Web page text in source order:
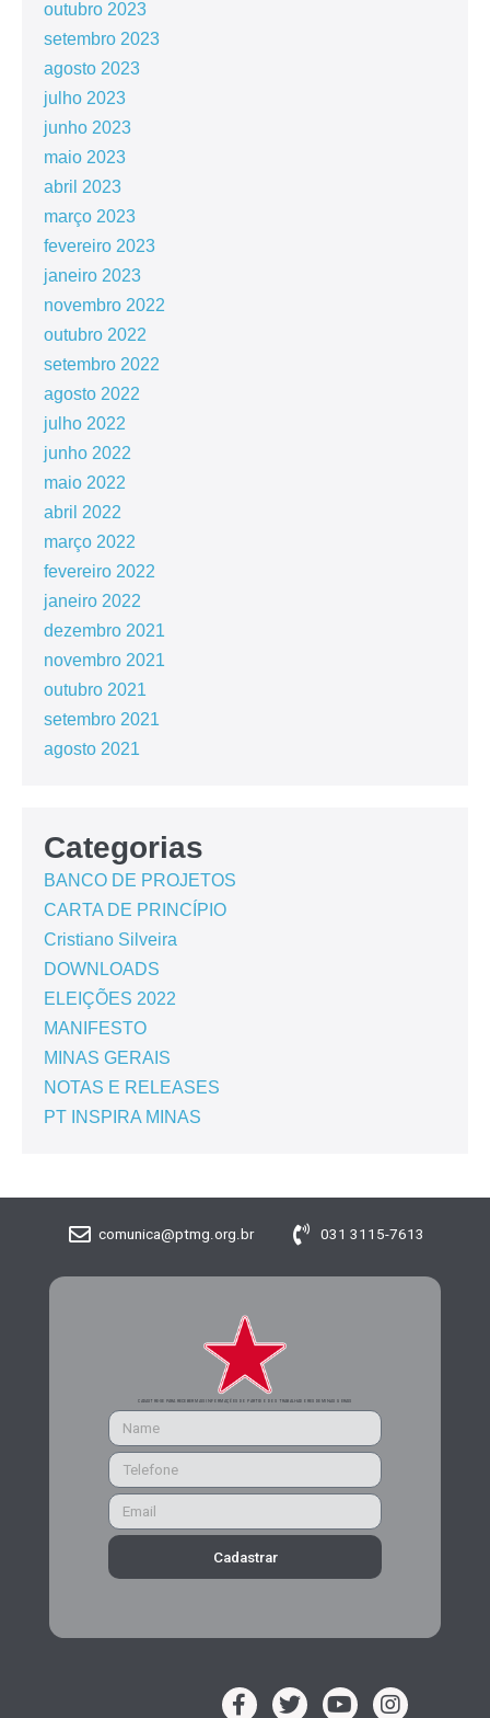
outubro 2023
setembro 2023
agosto 2023
julho 2023
junho 2023
maio 2023
abril 2023
março 2023
fevereiro 2023
janeiro 2023
novembro 2022
outubro 2022
setembro 2022
agosto 2022
julho 2022
junho 2022
maio 2022
abril 2022
março 2022
fevereiro 2022
janeiro 2022
dezembro 2021
novembro 2021
outubro 2021
setembro 2021
agosto 2021
Categorias
BANCO DE PROJETOS
CARTA DE PRINCÍPIO
Cristiano Silveira
DOWNLOADS
ELEIÇÕES 2022
MANIFESTO
MINAS GERAIS
NOTAS E RELEASES
PT INSPIRA MINAS
comunica@ptmg.org.br 031 3115-7613
CADASTRE-SE PARA RECEBER MAIS INFORMAÇÕES DO PARTIDO DOS TRABALHADORES DE MINAS GERAIS
Cadastrar